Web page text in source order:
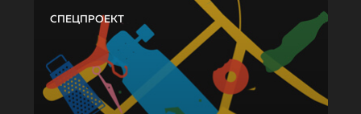
СПЕЦПРОЕКТ